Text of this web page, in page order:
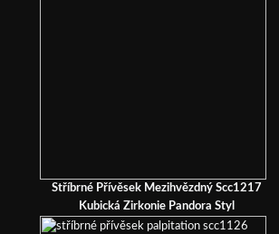
Stříbrné Přívěsek Mezihvězdný Scc1217
Kubická Zirkonie Pandora Styl